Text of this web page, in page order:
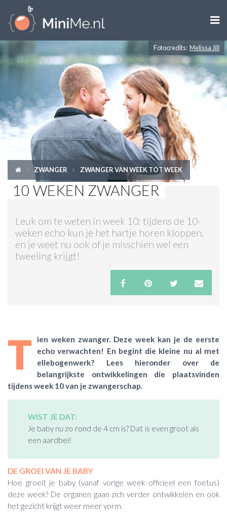

ZWANGER WORDEN
BABY
PEUTER
SHOPS
ACTIES & KORTING
Fotocredits: Melissa Jill
ZWANGER ZWANGER VAN WEEK TOT WEEK
10 WEKEN ZWANGER
Leuk om te weten in week 10: tijdens de 10-
weken echo kun je het hartje horen kloppen,
en je weet nu ook of je misschien wel een
tweeling krijgt!
T
ien weken zwanger. Deze week kan je de eerste
echo verwachten! En begint die kleine nu al met
ellebogenwerk? Lees hieronder over de
belangrijkste ontwikkelingen die plaatsvinden
tijdens week 10 van je zwangerschap.
WIST JE DAT:
Je baby nu zo rond de 4 cm is? Dat is even groot als
een aardbei!
DE GROEI VAN JE BABY
Hoe groeit je baby (vanaf vorige week officieel een foetus)
deze week? De organen gaan zich verder ontwikkelen en ook
het gezicht krijgt weer meer vorm.